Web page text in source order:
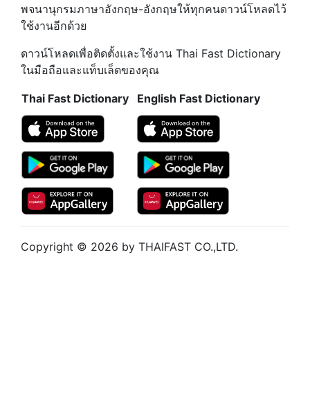
พจนานุกรมภาษาอังกฤษ-อังกฤษให้ทุกคนดาวน์โหลดไว้
ใช้งานอีกด้วย
ดาวน์โหลดเพื่อติดตั้งและใช้งาน Thai Fast Dictionary
ในมือถือและแท็บเล็ตของคุณ
Thai Fast Dictionary English Fast Dictionary
Copyright © 2026 by THAIFAST CO.,LTD.